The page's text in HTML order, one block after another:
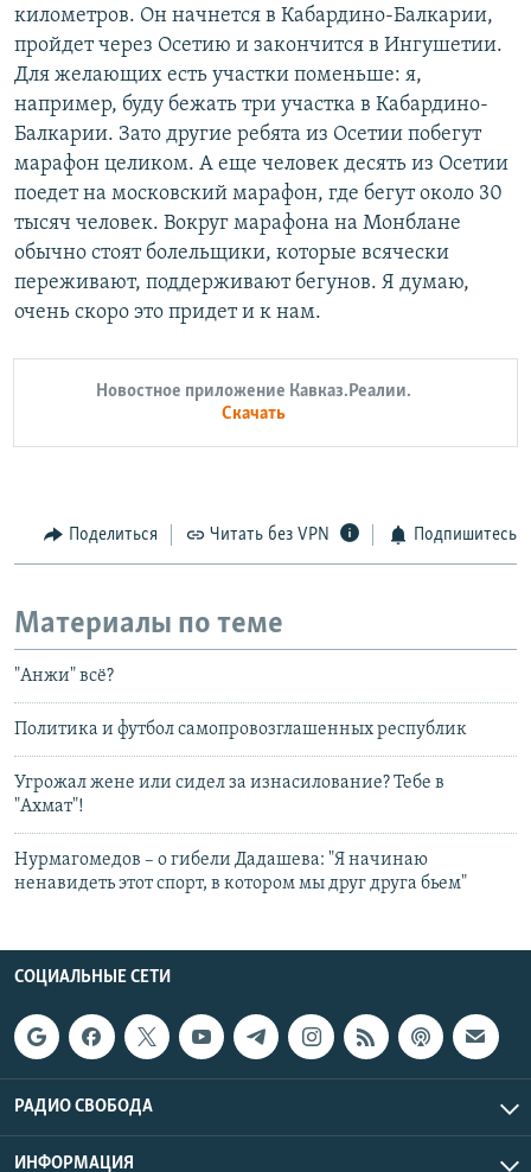
километров. Он начнется в Кабардино-Балкарии,
пройдет через Осетию и закончится в Ингушетии.
Для желающих есть участки поменьше: я,
например, буду бежать три участка в Кабардино-
Балкарии. Зато другие ребята из Осетии побегут
марафон целиком. А еще человек десять из Осетии
поедет на московский марафон, где бегут около 30
тысяч человек. Вокруг марафона на Монблане
обычно стоят болельщики, которые всячески
переживают, поддерживают бегунов. Я думаю,
очень скоро это придет и к нам.
Новостное приложение Кавказ.Реалии.
Скачать
Поделиться Читать без VPN Подпишитесь
Материалы по теме
"Анжи" всё?
Политика и футбол самопровозглашенных республик
Угрожал жене или сидел за изнасилование? Тебе в
"Ахмат"!
Нурмагомедов – о гибели Дадашева: "Я начинаю
ненавидеть этот спорт, в котором мы друг друга бьем"
СОЦИАЛЬНЫЕ СЕТИ
РАДИО СВОБОДА
ИНФОРМАЦИЯ